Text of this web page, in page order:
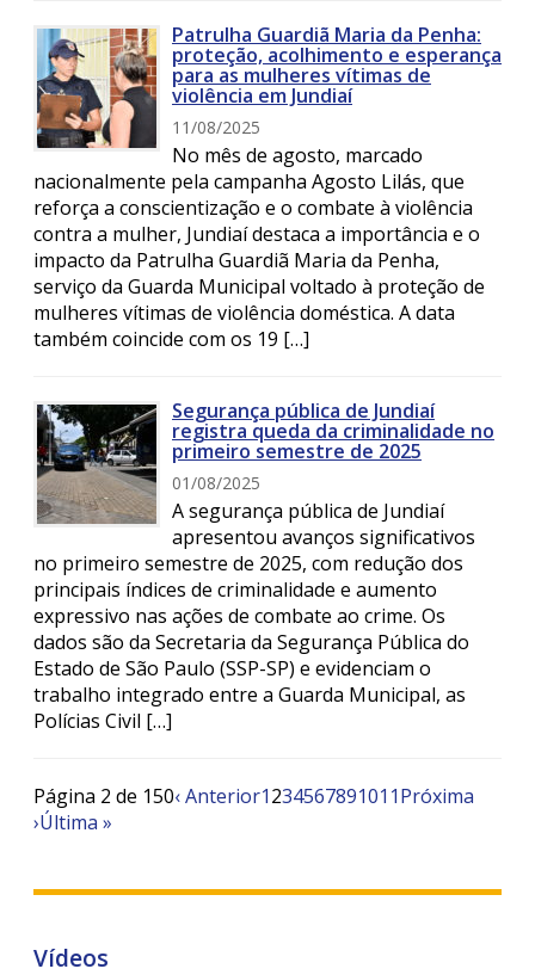
Patrulha Guardiã Maria da Penha:
proteção, acolhimento e esperança
para as mulheres vítimas de
violência em Jundiaí
11/08/2025
No mês de agosto, marcado
nacionalmente pela campanha Agosto Lilás, que
reforça a conscientização e o combate à violência
contra a mulher, Jundiaí destaca a importância e o
impacto da Patrulha Guardiã Maria da Penha,
serviço da Guarda Municipal voltado à proteção de
mulheres vítimas de violência doméstica. A data
também coincide com os 19 […]
Segurança pública de Jundiaí
registra queda da criminalidade no
primeiro semestre de 2025
01/08/2025
A segurança pública de Jundiaí
apresentou avanços significativos
no primeiro semestre de 2025, com redução dos
principais índices de criminalidade e aumento
expressivo nas ações de combate ao crime. Os
dados são da Secretaria da Segurança Pública do
Estado de São Paulo (SSP-SP) e evidenciam o
trabalho integrado entre a Guarda Municipal, as
Polícias Civil […]
Página 2 de 150‹ Anterior1234567891011Próxima
›Última »
Vídeos